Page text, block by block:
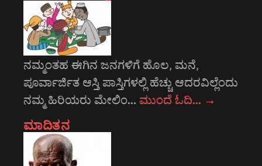
ನಮ್ಮಂತಹ ಈಗಿನ ಜನಗಳಿಗೆ ಹೊಲ, ಮನೆ,
ಪೂರ್ವಾರ್ಜಿತ ಆಸ್ತಿ ಪಾಸ್ತಿಗಳಲ್ಲಿ ಹೆಚ್ಚು ಆದರವಿಲ್ಲೆಂದು
ನಮ್ಮ ಹಿರಿಯರು ಮೇಲಿಂ… ಮುಂದೆ ಓದಿ… →
ಮಾದಿತನ